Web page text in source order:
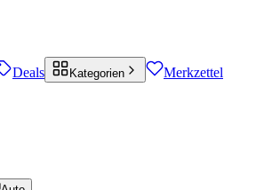
Deals Kategorien Merkzettel